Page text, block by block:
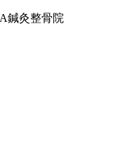
鍼灸整骨院